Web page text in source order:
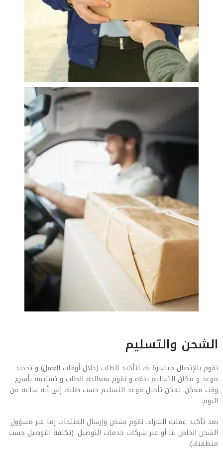
الشحن والتسليم
نقوم بالإتصال مباشرة بك لتأكيد الطلب (خلال أوقات العمل) و تحديد
موعد و مكان التسليم بدقة و نقوم بمعالجة الطلب و تسليمه بأسرع
وقت ممكن. يمكن تأجيل موعد التسليم حسب طلبك إلى أية ساعة من
اليوم.
بعد تأكيد عملية الشراء، نقوم بشحن وإرسال المنتجات إما عبر مسؤول
الشحن الخاص بنا أو عبر شركات خدمات التوصيل. (تكلفة التوصيل حسب
منطقتك).